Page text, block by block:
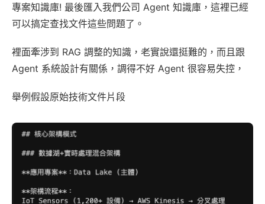
專案知識庫! 最後匯入我們公司 Agent 知識庫，這裡已經
可以搞定查找文件這些問題了。
裡面牽涉到 RAG 調整的知識，老實說還挺難的，而且跟
Agent 系統設計有關係，調得不好 Agent 很容易失控，​
舉例假設原始技術文件片段